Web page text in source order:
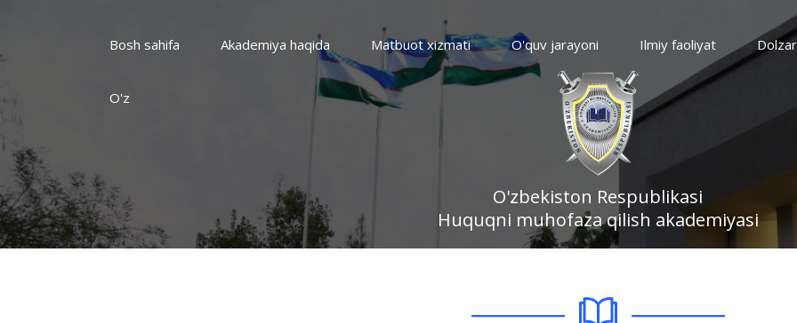
Bosh sahifa Akademiya haqida Matbuot xizmati O'quv jarayoni Ilmiy faoliyat
O'z
O'zbekiston Respublikasi
Huquqni muhofaza qilish akademiyasi